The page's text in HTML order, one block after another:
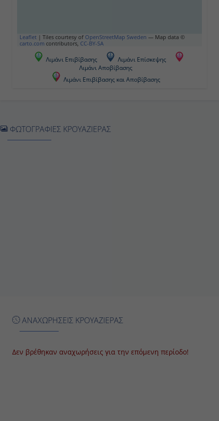
Χέλλεσυλντ(Νορβηγία)
12:00
18:00
19:00
Leaflet | Tiles courtesy of OpenStreetMap Sweden — Map data ©
carto.com contributors, CC-BY-SA
Λιμάνι Επιβίβασης
Λιμάνι Επίσκεψης
Λιμάνι Αποβίβασης
Λιμάνι Επιβίβασης και Αποβίβασης
ΑΝΑΧΩΡΗΣΕΙΣ ΚΡΟΥΑΖΙΕΡΑΣ
Δεν βρέθηκαν αναχωρήσεις για την επόμενη περίοδο!
ΦΩΤΟΓΡΑΦΙΕΣ ΚΡΟΥΑΖΙΕΡΑΣ